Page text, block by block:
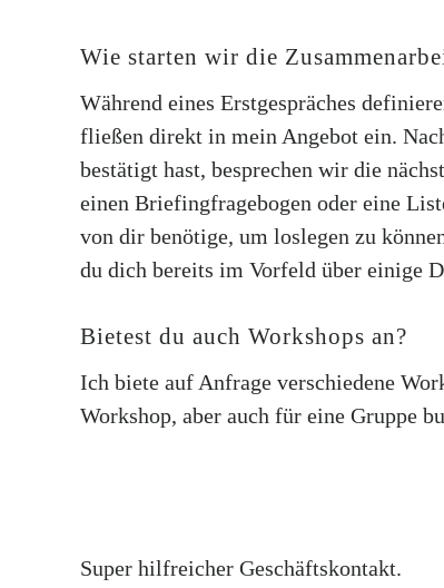
Wie starten wir die
Während eines Erstgespräches
fließen direkt in mein Angebot ein.
bestätigt hast, besprechen wir die
einen Briefingfragebogen oder eine
von dir benötige, um loslegen zu
du dich bereits im Vorfeld über einige
Bietest du auch Workshops an?
Ich biete auf Anfrage verschiedene
Workshop, aber auch für eine Gruppe
Super hilfreicher Geschäftskontakt.